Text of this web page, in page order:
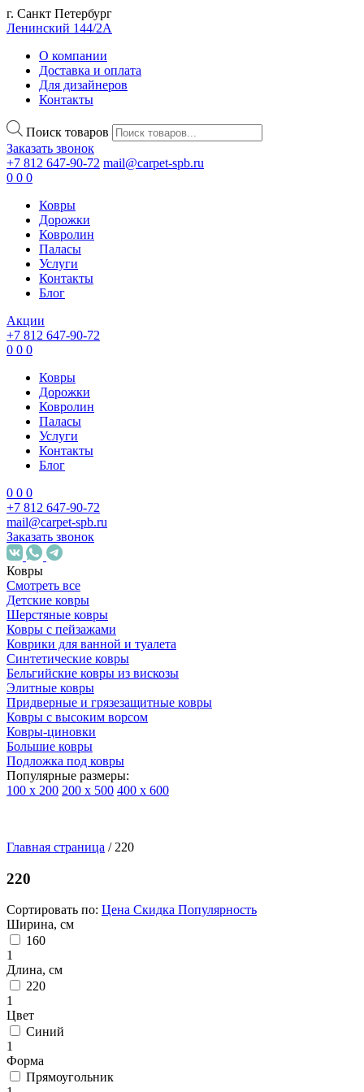
г. Санкт Петербург
Ленинский 144/2А
О компании
Доставка и оплата
Для дизайнеров
Контакты
Поиск товаров
Заказать звонок
+7 812 647-90-72 mail@carpet-spb.ru
0 0 0
Ковры
Дорожки
Ковролин
Паласы
Услуги
Контакты
Блог
Акции
+7 812 647-90-72
0 0 0
Ковры
Дорожки
Ковролин
Паласы
Услуги
Контакты
Блог
0 0 0
+7 812 647-90-72
mail@carpet-spb.ru
Заказать звонок
Ковры
Смотреть все
Детские ковры
Шерстяные ковры
Ковры с пейзажами
Коврики для ванной и туалета
Синтетические ковры
Бельгийские ковры из вискозы
Элитные ковры
Придверные и грязезащитные ковры
Ковры с высоким ворсом
Ковры-циновки
Большие ковры
Подложка под ковры
Популярные размеры:
100 х 200 200 х 500 400 х 600
типу
Синтетические
ковры
Ковры-
Главная страница / 220
220
Сортировать по: Цена Скидка Популярность
Ширина, см
160
1
Длина, см
220
1
Цвет
Синий
1
Форма
Прямоугольник